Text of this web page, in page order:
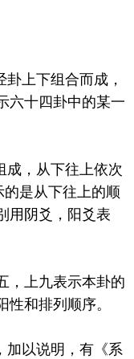
上下组合而成，
六十四卦中的某一
，从下往上依次
的是从下往上的顺
用阴爻，阳爻表
上九表示本卦的
和排列顺序。
以说明，有《系